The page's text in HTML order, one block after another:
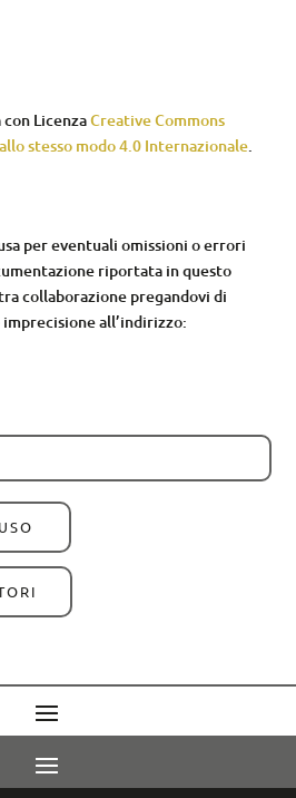
con LicenzaCreative Commons
stesso modo 4.0 Internazionale.
per eventuali omissioni o errori
riportata in questo
collaborazione pregandovi di
all’indirizzo: